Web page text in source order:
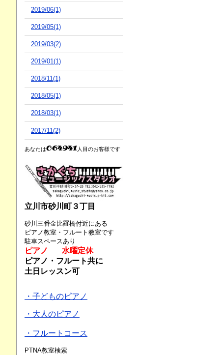
2019/06(1)
2019/05(1)
2019/03(2)
2019/01(1)
2018/11(1)
2018/05(1)
2018/03(1)
2017/11(2)
あなたは 人目のお客様です
立川市砂川町３丁目
砂川三番金比羅橋付近にある
ピアノ教室・フルート教室です
駐車スペースあり
ピアノ 水曜定休
ピアノ・フルート共に
土日レッスン可
・子どものピアノ
・大人のピアノ
・フルートコース
PTNA教室検索